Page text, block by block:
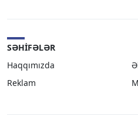
SƏHIFƏLƏR
Haqqımızda
Reklam